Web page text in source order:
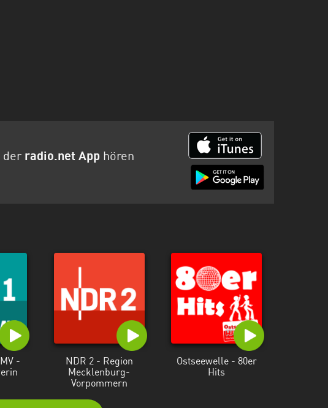
der radio.net App hören
-
NDR 2 - Region
Mecklenburg-
Vorpommern
Ostseewelle - 80er
Hits